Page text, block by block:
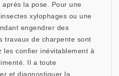
après la pose. Pour une
xylophages ou une
engendrer des
travaux de charpente sont
les confier inévitablement à
Il a toute
et diagnostiquer la